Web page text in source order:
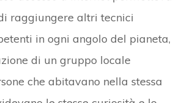
raggiungere altri tecnici
in ogni angolo del pianeta,
di un gruppo locale
che abitavano nella stessa